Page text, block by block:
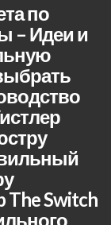
по
– Идеи и
The Switch